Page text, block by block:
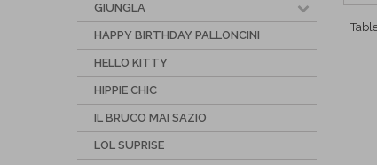
GIUNGLA
HAPPY BIRTHDAY PALLONCINI
HELLO KITTY
HIPPIE CHIC
IL BRUCO MAI SAZIO
LOL SUPRISE